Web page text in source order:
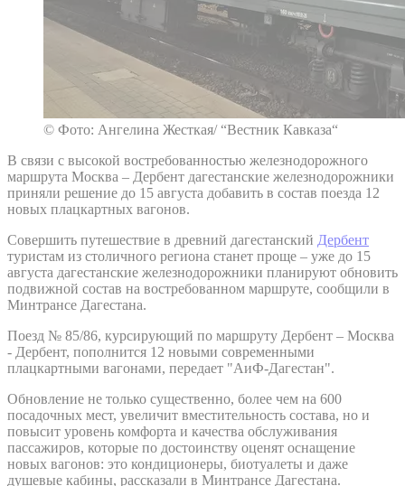
© Фото: Ангелина Жесткая/ “Вестник Кавказа“
В связи с высокой востребованностью железнодорожного
маршрута Москва – Дербент дагестанские железнодорожники
приняли решение до 15 августа добавить в состав поезда 12
новых плацкартных вагонов.
Совершить путешествие в древний дагестанский Дербент
туристам из столичного региона станет проще – уже до 15
августа дагестанские железнодорожники планируют обновить
подвижной состав на востребованном маршруте, сообщили в
Минтрансе Дагестана.
Поезд № 85/86, курсирующий по маршруту Дербент – Москва
- Дербент, пополнится 12 новыми современными
плацкартными вагонами, передает "АиФ-Дагестан".
Обновление не только существенно, более чем на 600
посадочных мест, увеличит вместительность состава, но и
повысит уровень комфорта и качества обслуживания
пассажиров, которые по достоинству оценят оснащение
новых вагонов: это кондиционеры, биотуалеты и даже
душевые кабины, рассказали в Минтрансе Дагестана.